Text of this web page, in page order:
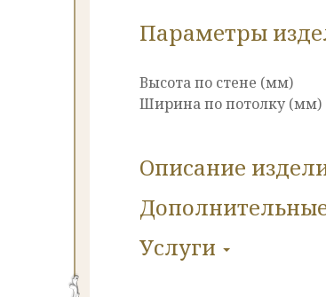
Параметры
Высота по стене (мм)
Ширина по потолку (мм)
Описание
Услуги